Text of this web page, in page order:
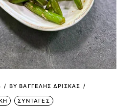
BY ΒΑΓΓΕΛΗΣ ΔΡΙΣΚΑΣ
ΣΥΝΤΑΓΕΣ